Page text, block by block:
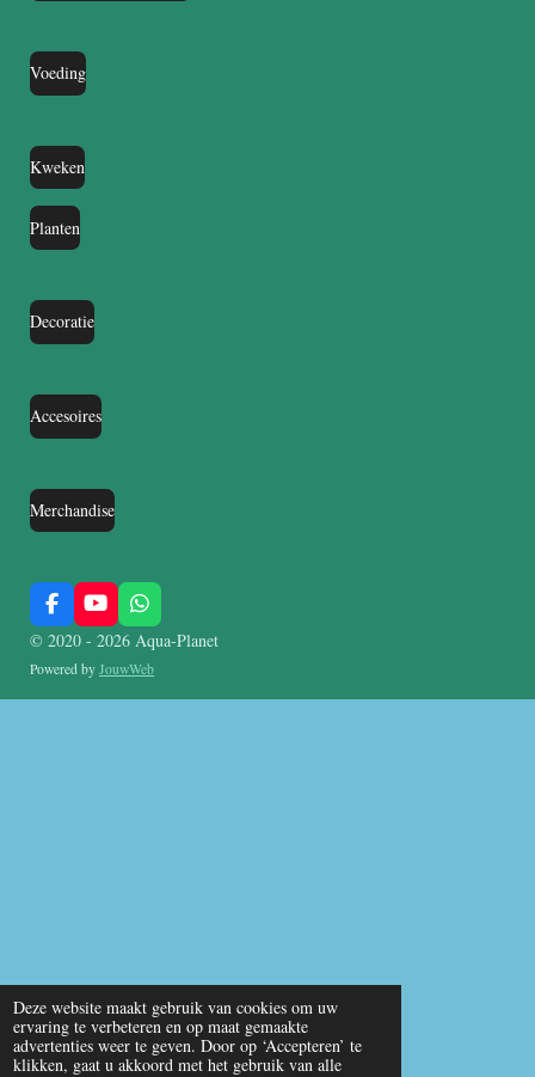
Deze website maakt gebruik van cookies om uw
ervaring te verbeteren en op maat gemaakte
advertenties weer te geven. Door op ‘Accepteren’ te
klikken, gaat u akkoord met het gebruik van alle
Voeding
Kweken
Planten
Decoratie
Accesoires
Merchandise
F
a
c
e
o
Y
o
u
T
b
W
h
a
t
A
© 2020 - 2026 Aqua-Planet
Powered by JouwWeb